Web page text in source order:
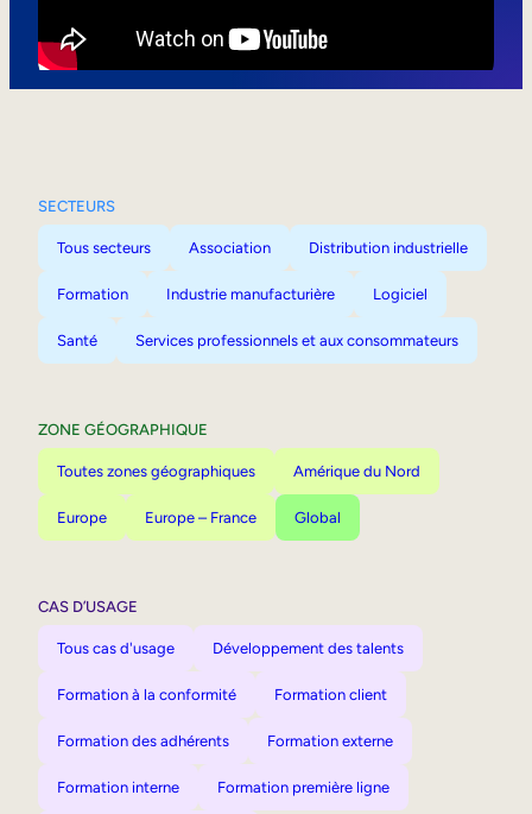
SECTEURS
Tous secteurs Association Distribution industrielle
Formation Industrie manufacturière Logiciel
Santé Services professionnels et aux consommateurs
ZONE GÉOGRAPHIQUE
Toutes zones géographiques Amérique du Nord
Europe Europe – France Global
CAS D’USAGE
Tous cas d'usage Développement des talents
Formation à la conformité Formation client
Formation des adhérents Formation externe
Formation interne Formation première ligne